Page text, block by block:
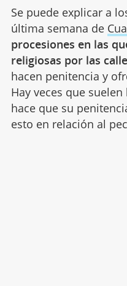
Se puede explicar a
última semana de
procesiones en las
religiosas por las
hacen penitencia y
Hay veces que
hace que su
esto en relación al